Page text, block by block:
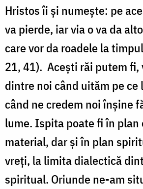
Hristos îi și numește: pe
va pierde, iar via o va da
care vor da roadele la
21, 41). Acești răi putem fi,
dintre noi când uităm pe ce
când ne credem noi înșine
lume. Ispita poate fi în plan
material, dar și în plan
vreți, la limita dialectică
spiritual. Oriunde ne-am